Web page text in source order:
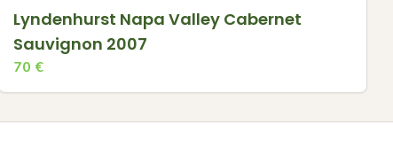
Lyndenhurst Napa Valley Cabernet
Sauvignon 2007
70 €